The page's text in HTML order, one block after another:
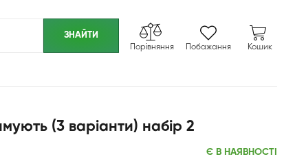
Порівняння Побажання Кошик
(3 варіанти) набір 2
Є В НАЯВНОСТІ